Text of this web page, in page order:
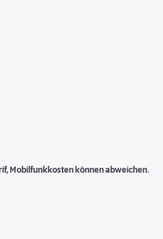
Mobilfunkkosten können abweichen.